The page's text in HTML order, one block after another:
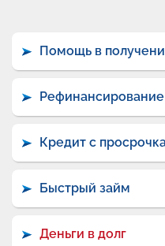
Помощь в
Рефинансирование
Кредит с
Быстрый займ
Деньги в долг